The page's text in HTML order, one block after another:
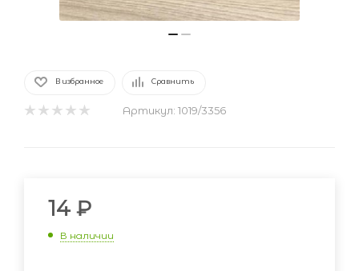
В избранное Сравнить
Артикул: 1019/3356
14 ₽
В наличии